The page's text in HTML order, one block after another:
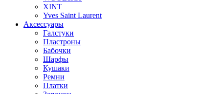
XINT
Yves Saint Laurent
Аксессуары
Галстуки
Пластроны
Бабочки
Шарфы
Кушаки
Ремни
Платки